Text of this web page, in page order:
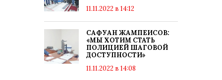
11.11.2022 в 14:12
САФУАН ЖАМПЕИСОВ:
«МЫ ХОТИМ СТАТЬ
ПОЛИЦИЕЙ ШАГОВОЙ
ДОСТУПНОСТИ»
11.11.2022 в 14:08